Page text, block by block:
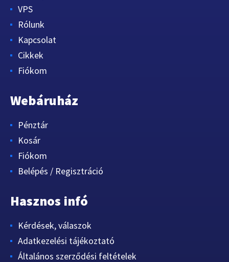
VPS
Rólunk
Kapcsolat
Cikkek
Fiókom
Webáruház
Pénztár
Kosár
Fiókom
Belépés / Regisztráció
Hasznos infó
Kérdések, válaszok
Adatkezelési tájékoztató
Általános szerződési feltételek